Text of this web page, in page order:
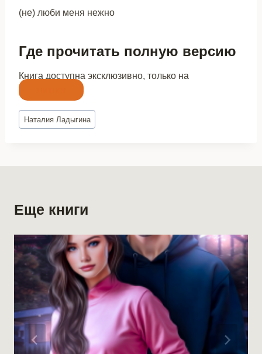
(не) люби меня нежно
Где прочитать полную версию
Книга доступна эксклюзивно, только на
Метки
записи:
Наталия Ладыгина
Еще книги